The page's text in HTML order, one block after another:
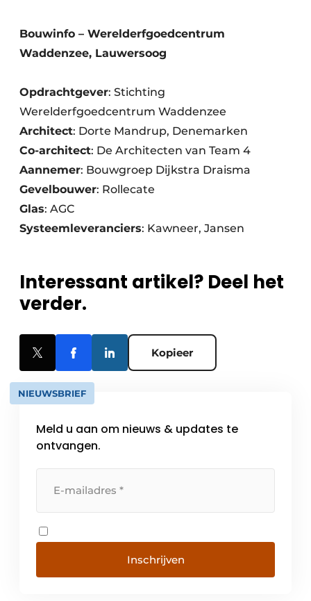
Bouwinfo – Werelderfgoedcentrum
Waddenzee, Lauwersoog
Opdrachtgever: Stichting
Werelderfgoedcentrum Waddenzee
Architect: Dorte Mandrup, Denemarken
Co-architect: De Architecten van Team 4
Aannemer: Bouwgroep Dijkstra Draisma
Gevelbouwer: Rollecate
Glas: AGC
Systeemleveranciers: Kawneer, Jansen
Interessant artikel? Deel het
verder.
Kopieer
NIEUWSBRIEF
Meld u aan om nieuws & updates te
ontvangen.
Inschrijven